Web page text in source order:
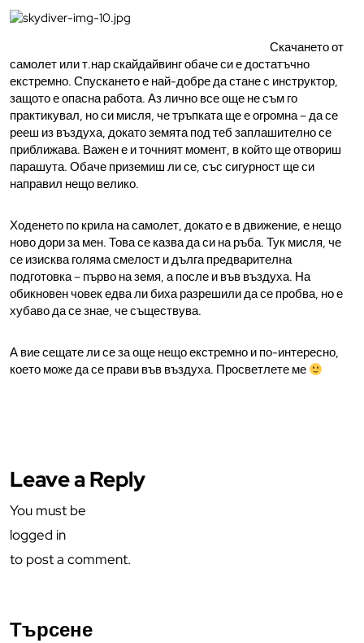
Скачането от
самолет или т.нар скайдайвинг обаче си е достатъчно
екстремно. Спускането е най-добре да стане с инструктор,
защото е опасна работа. Аз лично все още не съм го
практикувал, но си мисля, че тръпката ще е огромна – да се
рееш из въздуха, докато земята под теб заплашително се
приближава. Важен е и точният момент, в който ще отвориш
парашута. Обаче приземиш ли се, със сигурност ще си
направил нещо велико.
Ходенето по крила на самолет, докато е в движение, е нещо
ново дори за мен. Това се казва да си на ръба. Тук мисля, че
се изисква голяма смелост и дълга предварителна
подготовка – първо на земя, а после и във въздуха. На
обикновен човек едва ли биха разрешили да се пробва, но е
хубаво да се знае, че съществува.
А вие сещате ли се за още нещо екстремно и по-интересно,
което може да се прави във въздуха. Просветлете ме
Leave a Reply
You must be
logged in
to post a comment.
Търсене